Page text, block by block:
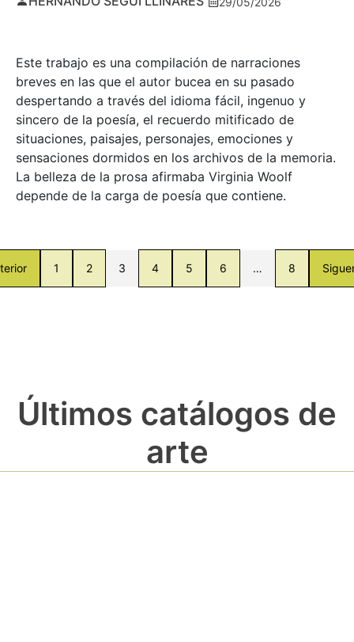
Este trabajo es una compilación de narraciones
breves en las que el autor bucea en su pasado
despertando a través del idioma fácil, ingenuo y
sincero de la poesía, el recuerdo mitificado de
situaciones, paisajes, personajes, emociones y
sensaciones dormidos en los archivos de la memoria.
La belleza de la prosa afirmaba Virginia Woolf
depende de la carga de poesía que contiene.
1 2 3 4 5 6 … 8
Últimos catálogos de
arte